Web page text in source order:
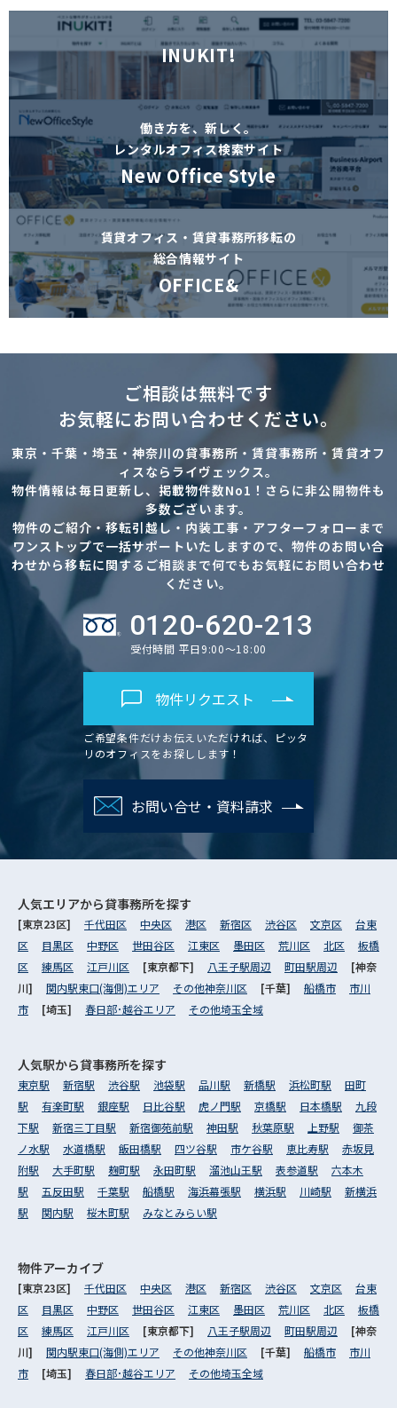
INUKIT!
働き方を、新しく。
レンタルオフィス検索サイト
New Office Style
賃貸オフィス・賃貸事務所移転の
総合情報サイト
OFFICE&
ご相談は無料です
お気軽にお問い合わせください。
東京・千葉・埼玉・神奈川の貸事務所・賃貸事務所・賃貸オフ
ィスならライヴェックス。
物件情報は毎日更新し、掲載物件数No1！さらに非公開物件も
多数ございます。
物件のご紹介・移転引越し・内装工事・アフターフォローまで
ワンストップで一括サポートいたしますので、物件のお問い合
わせから移転に関するご相談まで何でもお気軽にお問い合わせ
ください。
0120-620-213
受付時間 平日9:00～18:00
物件リクエスト
ご希望条件だけお伝えいただければ、ピッタ
リのオフィスをお探しします！
お問い合せ・資料請求
人気エリアから貸事務所を探す
[東京23区] 千代田区 中央区 港区 新宿区 渋谷区 文京区
台東
区
目黒区 中野区 世田谷区 江東区 墨田区 荒川区 北区
板橋
区
練馬区 江戸川区 [東京都下] 八王子駅周辺 町田駅周辺
[神奈
川] 関内駅東口(海側)エリア その他神奈川区 [千葉] 船橋市
市川
市
[埼玉] 春日部･越谷エリア その他埼玉全域
人気駅から貸事務所を探す
東京駅 新宿駅 渋谷駅 池袋駅 品川駅 新橋駅 浜松町駅
田町
駅
有楽町駅 銀座駅 日比谷駅 虎ノ門駅 京橋駅 日本橋駅
九段
下駅
新宿三丁目駅 新宿御苑前駅 神田駅 秋葉原駅 上野駅
御茶
ノ水駅
水道橋駅 飯田橋駅 四ツ谷駅 市ケ谷駅 恵比寿駅
赤坂見
附駅
大手町駅 麹町駅 永田町駅 溜池山王駅 表参道駅
六本木
駅
五反田駅 千葉駅 船橋駅 海浜幕張駅 横浜駅 川崎駅
新横浜
駅
関内駅 桜木町駅 みなとみらい駅
物件アーカイブ
[東京23区] 千代田区 中央区 港区 新宿区 渋谷区 文京区
台東
区
目黒区 中野区 世田谷区 江東区 墨田区 荒川区 北区
板橋
区
練馬区 江戸川区 [東京都下] 八王子駅周辺 町田駅周辺
[神奈
川] 関内駅東口(海側)エリア その他神奈川区 [千葉] 船橋市
市川
市
[埼玉] 春日部･越谷エリア その他埼玉全域